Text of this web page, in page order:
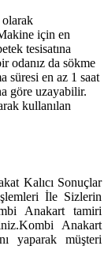
olarak
için en
tesisatına
odanız da sökme
süresi en az 1 saat
göre uzayabilir.
kullanılan
Kalıcı Sonuçlar
İle Sizlerin
Anakart tamiri
Anakart
yaparak müşteri